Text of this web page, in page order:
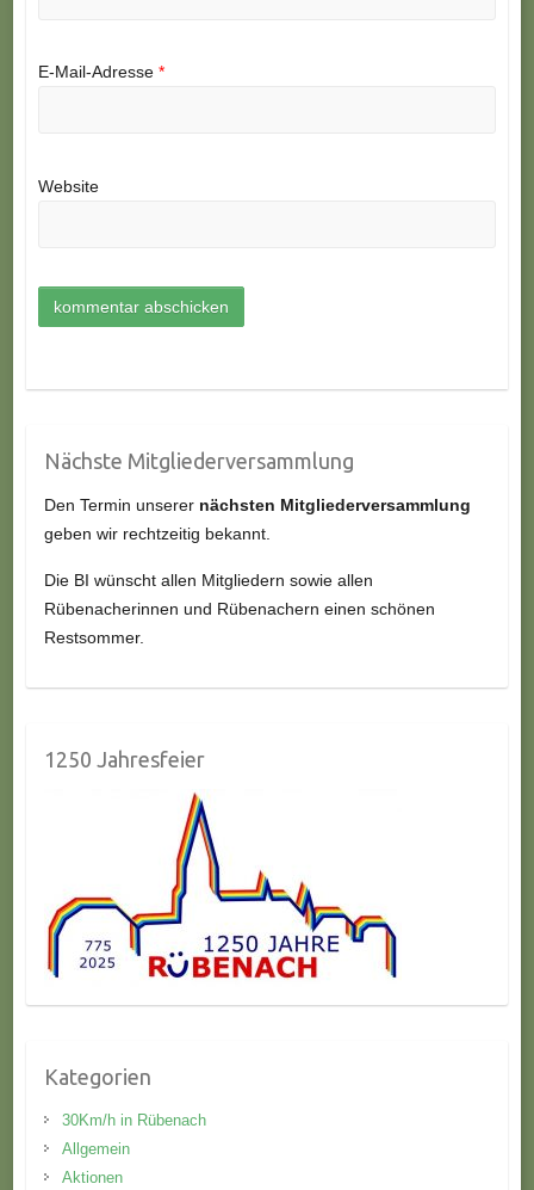
E-Mail-Adresse *
Website
Nächste Mitgliederversammlung
Den Termin unserer nächsten Mitgliederversammlung
geben wir rechtzeitig bekannt.
Die BI wünscht allen Mitgliedern sowie allen
Rübenacherinnen und Rübenachern einen schönen
Restsommer.
1250 Jahresfeier
Kategorien
30Km/h in Rübenach
Allgemein
Aktionen